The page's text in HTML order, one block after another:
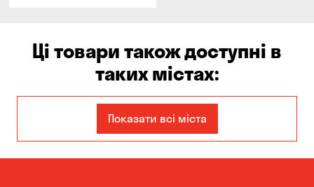
Ці товари також доступні в
таких містах:
Запоріжжя
Київ Кропивницький
Показати всі міста